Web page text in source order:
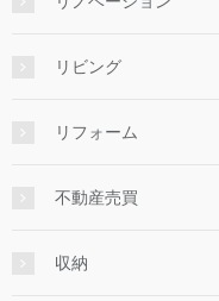
リビング
リフォーム
不動産売買
収納